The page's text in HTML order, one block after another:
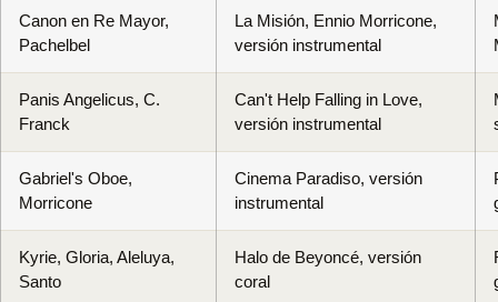
Canon en Re Mayor,
Pachelbel
La Misión, Ennio Morricone,
versión instrumental
Panis Angelicus, C.
Franck
Can't Help Falling in Love,
versión instrumental
Gabriel's Oboe,
Morricone
Cinema Paradiso, versión
instrumental
Kyrie, Gloria, Aleluya,
Santo
Halo de Beyoncé, versión
coral